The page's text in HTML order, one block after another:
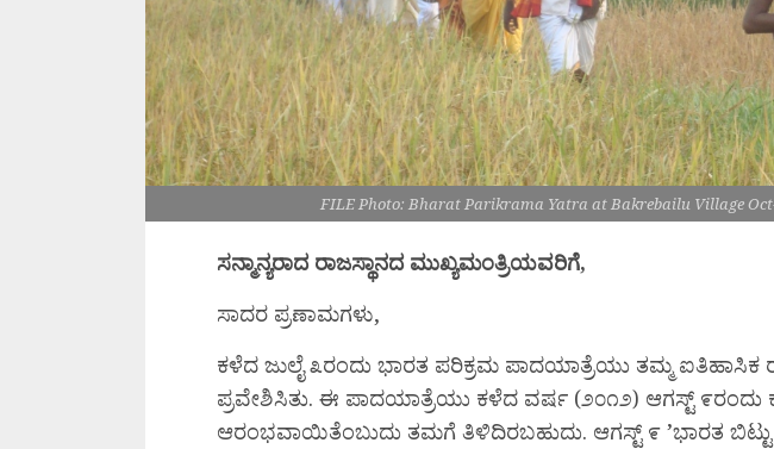
FILE Photo: Bharat Parikrama Yatra at Bakrebailu Village
ಸನ್ಮಾನ್ಯರಾದ ರಾಜಸ್ಥಾನದ ಮುಖ್ಯಮಂತ್ರಿಯವರಿಗೆ,
ಸಾದರ ಪ್ರಣಾಮಗಳು,
ಕಳೆದ ಜುಲೈ ೩ರಂದು ಭಾರತ ಪರಿಕ್ರಮ ಪಾದಯಾತ್ರೆಯು ತಮ್ಮ ಐತಿಹಾಸಿಕ
ಪ್ರವೇಶಿಸಿತು. ಈ ಪಾದಯಾತ್ರೆಯು ಕಳೆದ ವರ್ಷ (೨೦೧೨) ಆಗಸ್ಟ್ ೯ರಂದು
ಆರಂಭವಾಯಿತೆಂಬುದು ತಮಗೆ ತಿಳಿದಿರಬಹುದು. ಆಗಸ್ಟ್ ೯ ’ಭಾರತ ಬಿಟ್ಟು